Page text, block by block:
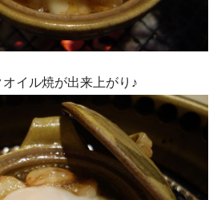
イル焼が出来上がり♪